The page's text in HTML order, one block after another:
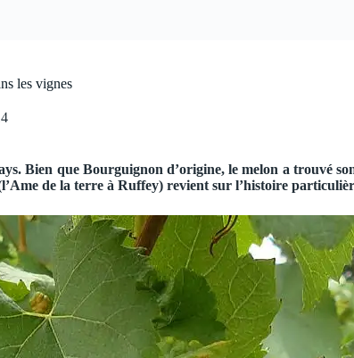
les vignes
Bien que Bourguignon d’origine, le melon a trouvé
de la terre à Ruffey) revient sur l’histoire